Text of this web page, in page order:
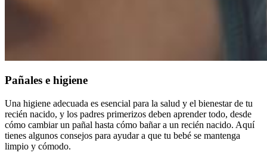
Pañales e higiene
Una higiene adecuada es esencial para la salud y el bienestar de tu
recién nacido, y los padres primerizos deben aprender todo, desde
cómo cambiar un pañal hasta cómo bañar a un recién nacido. Aquí
tienes algunos consejos para ayudar a que tu bebé se mantenga
limpio y cómodo.